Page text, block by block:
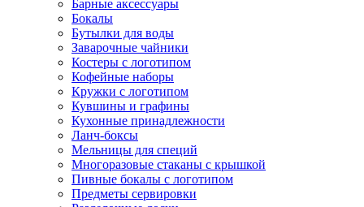
Барные аксессуары
Бокалы
Бутылки для воды
Заварочные чайники
Костеры с логотипом
Кофейные наборы
Кружки с логотипом
Кувшины и графины
Кухонные принадлежности
Ланч-боксы
Мельницы для специй
Многоразовые стаканы с крышкой
Пивные бокалы с логотипом
Предметы сервировки